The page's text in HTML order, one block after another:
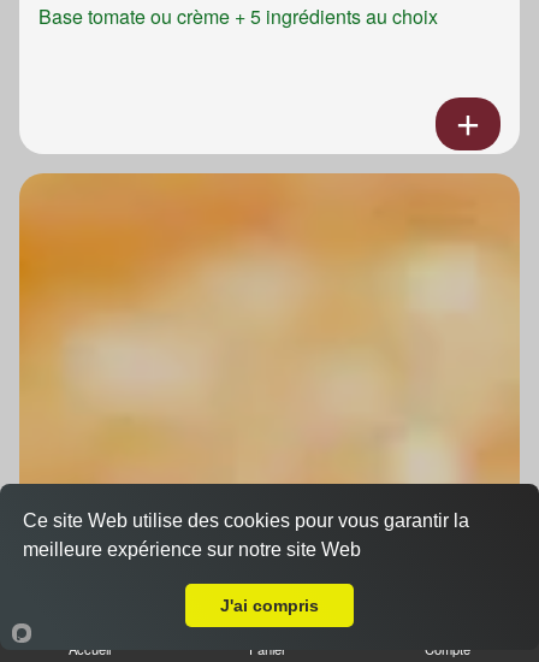
Base tomate ou crème + 5 ingrédients au choix
Accueil Panier Compte
Ce site Web utilise des cookies pour vous garantir la
meilleure expérience sur notre site Web
J'ai compris